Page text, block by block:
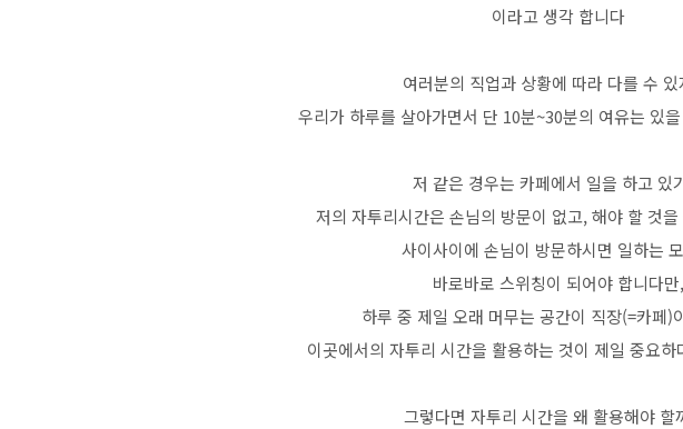
이라고 생각 합니다
여러분의 직업과 상황에 따라 다를 수
우리가 하루를 살아가면서 단 10분~30분의 여유는 있
저 같은 경우는 카페에서 일을 하고 있
저의 자투리시간은 손님의 방문이 없고, 해야 할 것
사이사이에 손님이 방문하시면 일하는
바로바로 스위칭이 되어야 합니다만,
하루 중 제일 오래 머무는 공간이 직장(=카페)
이곳에서의 자투리 시간을 활용하는 것이 제일 중요하
그렇다면 자투리 시간을 왜 활용해야 할